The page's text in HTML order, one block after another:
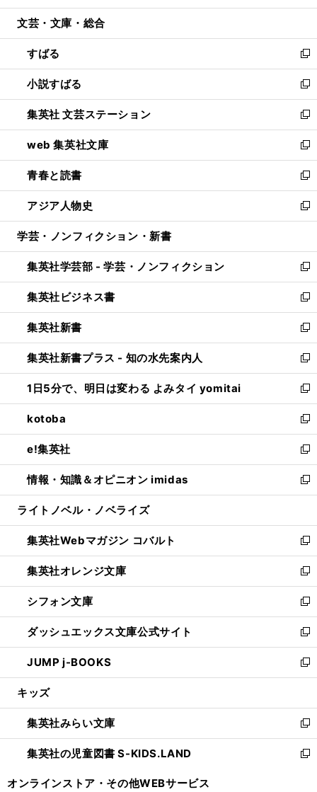
開
ウ
開
く
ン
ウ
で
開
く
ウ
ン
ド
ウ
で
開
く
文芸・文庫・総合
すばる
新
し
い
ウ
ィ
ン
ド
ウ
で
開
く
小説すばる
新
し
い
ウ
ィ
ン
ド
ウ
で
開
集英社 文芸ステーション
新
し
い
ウ
ィ
ン
ド
ウ
開
く
web 集英社文庫
新
し
い
ウ
ィ
ン
ウ
で
開
く
青春と読書
新
し
い
ウ
ン
ド
ウ
で
開
く
アジア人物史
新
し
ウ
ィ
ン
ド
ウ
で
開
く
学芸・ノンフィクション・新書
集英社学芸部 - 学芸・ノンフィクション
新
し
い
ウ
ィ
ン
ド
ウ
で
開
く
集英社ビジネス書
新
し
い
ウ
ィ
ン
ド
ウ
で
開
く
集英社新書
新
し
い
ウ
ィ
ン
ド
ウ
で
開
く
集英社新書プラス - 知の水先案内人
新
し
い
ウ
ィ
ン
ド
ウ
で
開
1日5分で、明日は変わる よみタイ yomitai
新
し
い
ウ
ィ
ン
ド
ウ
開
く
kotoba
新
し
い
ウ
ィ
ン
ウ
で
開
く
e!集英社
新
し
い
ウ
ン
ド
ウ
で
開
く
情報・知識＆オピニオン imidas
新
し
ウ
ィ
ン
ド
ウ
で
開
く
ライトノベル・ノベライズ
集英社Webマガジン コバルト
新
し
い
ウ
ィ
ン
ド
ウ
で
開
集英社オレンジ文庫
新
し
い
ウ
ィ
ン
ド
ウ
開
く
シフォン文庫
新
し
い
ウ
ィ
ン
ウ
で
開
く
ダッシュエックス文庫公式サイト
新
し
い
ウ
ン
ド
ウ
で
JUMP j-BOOKS
新
し
ウ
ィ
ン
ド
キッズ
集英社みらい文庫
新
し
い
集英社の児童図書 S-KIDS.LAND
新
オンラインストア・ その他WEBサービス